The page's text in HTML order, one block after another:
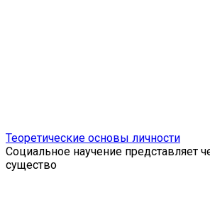
Теоретические основы личности
Социальное научение представляет
существо